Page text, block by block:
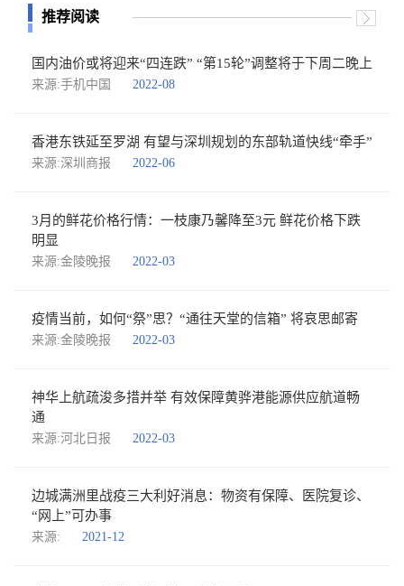
推荐阅读
国内油价或将迎来“四连跌” “第15轮”调整将于下周二晚上
来源:手机中国 2022-08
香港东铁延至罗湖 有望与深圳规划的东部轨道快线“牵手”
来源:深圳商报 2022-06
3月的鲜花价格行情：一枝康乃馨降至3元 鲜花价格下跌
明显
来源:金陵晚报 2022-03
疫情当前，如何“祭”思？“通往天堂的信箱” 将哀思邮寄
来源:金陵晚报 2022-03
神华上航疏浚多措并举 有效保障黄骅港能源供应航道畅
通
来源:河北日报 2022-03
边城满洲里战疫三大利好消息：物资有保障、医院复诊、
“网上”可办事
来源: 2021-12